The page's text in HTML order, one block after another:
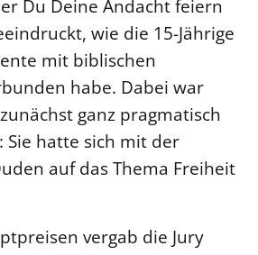
Du Deine Andacht feiern
wie die 15-Jährige
mit biblischen
habe. Dabei war
ganz pragmatisch
Sie hatte sich mit der
auf das Thema Freiheit
vergab die Jury